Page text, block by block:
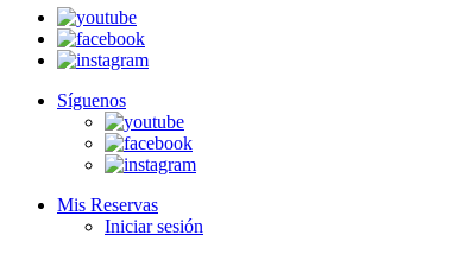
Síguenos
Mis Reservas
Iniciar sesión